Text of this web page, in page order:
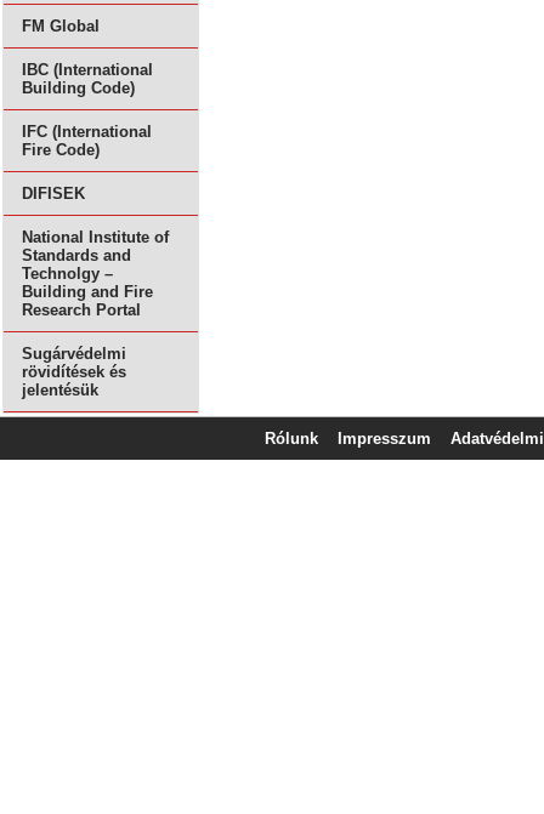
FM Global
IBC (International
Building Code)
IFC (International
Fire Code)
DIFISEK
National Institute of
Standards and
Technolgy –
Building and Fire
Research Portal
Sugárvédelmi
rövidítések és
jelentésük
Rólunk Impresszum